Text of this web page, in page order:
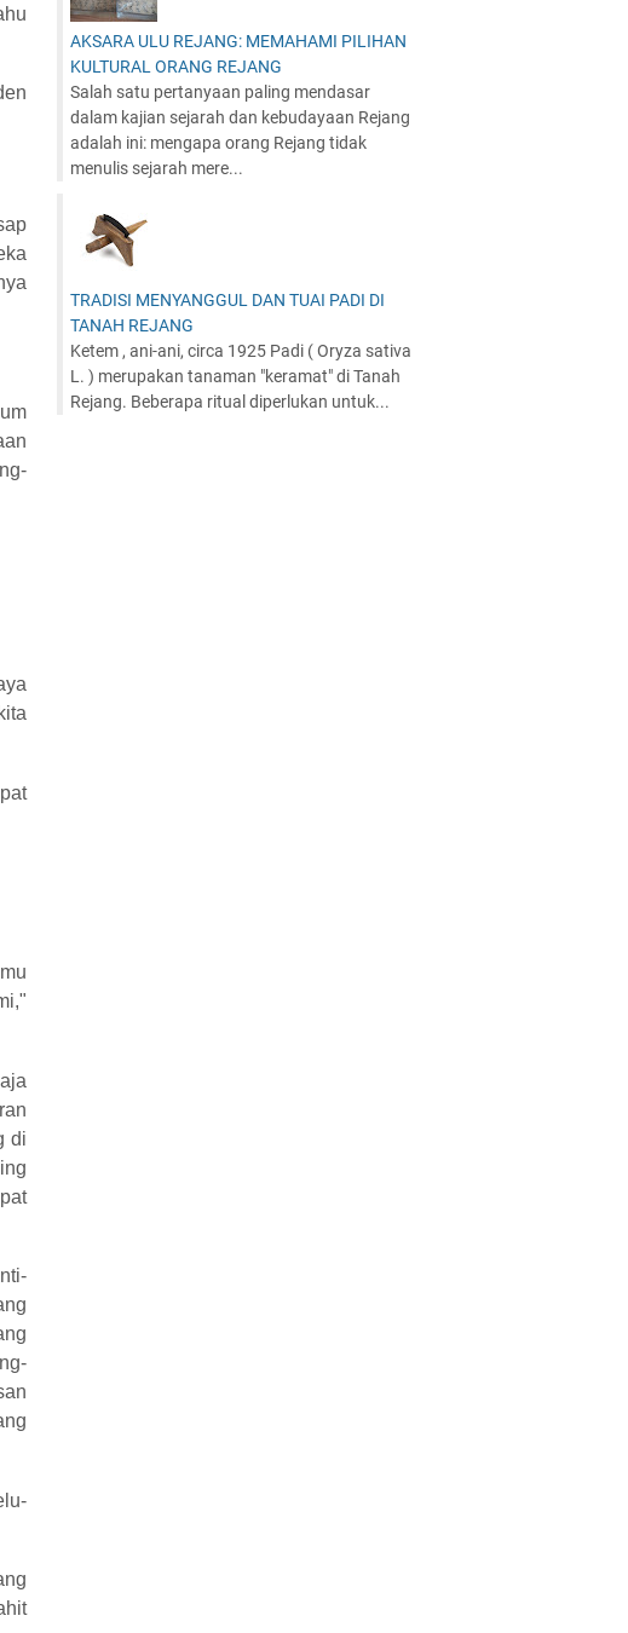
di
AKSARA ULU REJANG: MEMAHAMI PILIHAN
KULTURAL ORANG REJANG
Salah satu pertanyaan paling mendasar
dalam kajian sejarah dan kebudayaan Rejang
adalah ini: mengapa orang Rejang tidak
menulis sejarah mere...
TRADISI MENYANGGUL DAN TUAI PADI DI
TANAH REJANG
Ketem , ani-ani, circa 1925 Padi ( Oryza sativa
L. ) merupakan tanaman "keramat" di Tanah
Rejang. Beberapa ritual diperlukan untuk...